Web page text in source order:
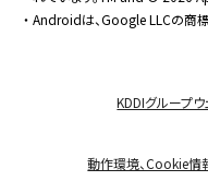
・Androidは、Google LLCの商標
KDDIグループ
動作環境、Cookie情